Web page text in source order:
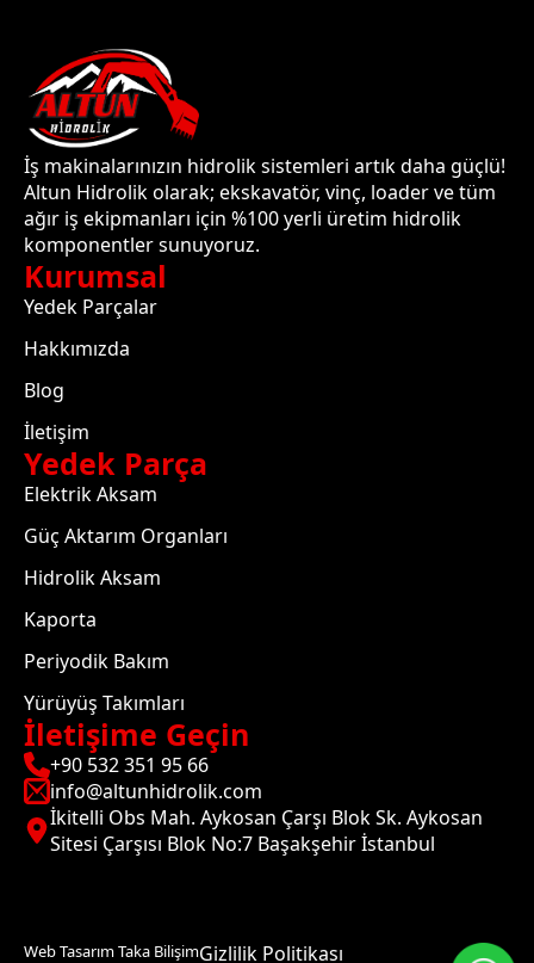
İş makinalarınızın hidrolik sistemleri artık daha güçlü!
Altun Hidrolik olarak; ekskavatör, vinç, loader ve tüm
ağır iş ekipmanları için %100 yerli üretim hidrolik
komponentler sunuyoruz.
Kurumsal
Yedek Parçalar
Hakkımızda
Blog
İletişim
Yedek Parça
Elektrik Aksam
Güç Aktarım Organları
Hidrolik Aksam
Kaporta
Periyodik Bakım
Yürüyüş Takımları
İletişime Geçin
+90 532 351 95 66
info@altunhidrolik.com
İkitelli Obs Mah. Aykosan Çarşı Blok Sk. Aykosan
Sitesi Çarşısı Blok No:7 Başakşehir İstanbul
Web Tasarım Taka BilişimGizlilik Politikası